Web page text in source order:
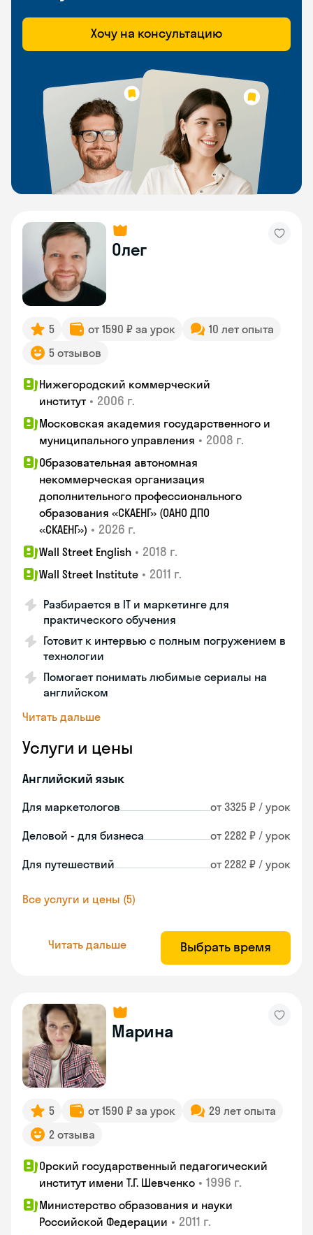
Хочу на консультацию
Олег
5 от 1590 ₽ за урок
10 лет опыта
5 отзывов
Нижегородский коммерческий
институт • 2006 г.
Московская академия государственного и
муниципального управления • 2008 г.
Образовательная автономная
некоммерческая организация
дополнительного профессионального
образования «СКАЕНГ» (ОАНО ДПО
«СКАЕНГ») • 2026 г.
Wall Street English • 2018 г.
Wall Street Institute • 2011 г.
Разбирается в IT и маркетинге для
практического обучения
Готовит к интервью с полным погружением в
технологии
Помогает понимать любимые сериалы на
английском
Читать дальше
Услуги и цены
Английский язык
Для маркетологов от 3325 ₽ / урок
Деловой - для бизнеса от 2282 ₽ / урок
Для путешествий от 2282 ₽ / урок
Все услуги и цены (5)
Читать дальше Выбрать время
Марина
5 от 1590 ₽ за урок
29 лет опыта
2 отзыва
Орский государственный педагогический
институт имени Т.Г. Шевченко • 1996 г.
Министерство образования и науки
Российской Федерации • 2011 г.